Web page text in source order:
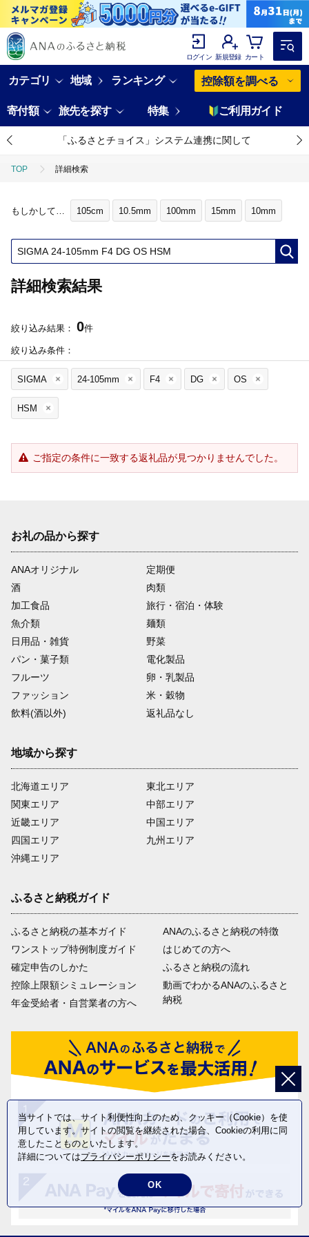
ログイン 新規登録 カート
カテゴリ 地域 ランキング 控除額を調べる
寄付額 旅先を探す 特集 ご利用ガイド
「ふるさとチョイス」システム連携に関して
TOP 詳細検索
もしかして… 105cm 10.5mm 100mm 15mm 10mm
詳細検索結果
絞り込み結果： 0件
絞り込み条件：
SIGMA 24-105mm F4 DG OS
HSM
ご指定の条件に一致する返礼品が見つかりませんでした。
お礼の品から探す
ANAオリジナル
定期便
酒
肉類
加工食品
旅行・宿泊・体験
魚介類
麺類
日用品・雑貨
野菜
パン・菓子類
電化製品
フルーツ
卵・乳製品
ファッション
米・穀物
飲料(酒以外)
返礼品なし
地域から探す
北海道エリア
関東エリア
近畿エリア
四国エリア
沖縄エリア
東北エリア
中部エリア
中国エリア
九州エリア
ふるさと納税ガイド
ふるさと納税の基本ガイド
ワンストップ特例制度ガイド
確定申告のしかた
控除上限額シミュレーション
年金受給者・自営業者の方へ
ANAのふるさと納税の特徴
はじめての方へ
ふるさと納税の流れ
動画でわかるANAのふるさと
納税
当サイトでは、サイト利便性向上のため、クッキー（Cookie）を使
用しています。サイトの閲覧を継続された場合、Cookieの利用に同
意したことものといたします。
詳細についてはプライバシーポリシーをお読みください。
OK